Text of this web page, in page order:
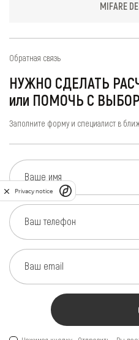
MIFARE
Обратная связь
НУЖНО СДЕЛАТЬ
или ПОМОЧЬ С
Заполните форму и специалист в
Ваше имя
Ваш телефон
Ваш email
Privacy notice